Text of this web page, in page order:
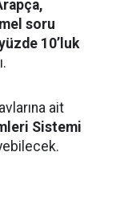
soru
10’luk
ait
Sistemi